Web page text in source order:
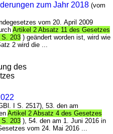
zum Jahr 2018 (vom
vom 20. April 2009
Artikel 2 Absatz 11 des Gesetzes
S. 203 ) geändert worden ist, wird wie
2 wird die ...
des
I S. 2517), 53. den am
Artikel 2 Absatz 4 des Gesetzes
S. 203 ), 54. den am 1. Juni 2016 in
vom 24. Mai 2016 ...